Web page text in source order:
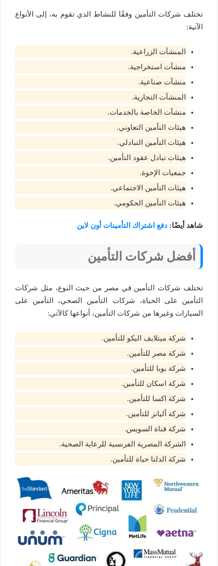
تختلف شركات التأمين وفقًا للنشاط الذي تقوم به، إلى الأنواع
الآتية:
المنشآت الزراعية.
منشآت استخراجية.
منشآت صناعية.
المنشآت التجارية.
منشآت الخاصة بالخدمات.
هيئات التأمين التعاوني.
هيئات التأمين التبادلي.
هيئات تبادل عقود التأمين.
جمعيات الإخوة.
هيئات التأمين الاجتماعي.
هيئات التأمين الحكومي.
شاهد أيضًا: دفع اشتراك التأمينات أون لاين
أفضل شركات التأمين
تختلف شركات التأمين في مصر من حيث النوع، مثل شركات
التأمين على الحياة، شركات التأمين الصحي، التأمين على
السيارات وغيرها من شركات التأمين، أنواعها كالآتي:
شركة ميتلايف اليكو للتأمين.
شركة مصر للتأمين.
شركة بوبا للتأمين.
شركة اسكان للتأمين.
شركة اكسا للتأمين.
شركة أليانز للتأمين.
شركة قناة السويس.
الشركة المصرية الفرنسية للرعاية الصحية.
شركة الدلتا حياة للتأمين.